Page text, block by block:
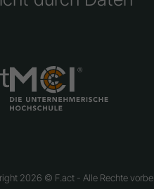
2026 © F.act - Alle Rechte